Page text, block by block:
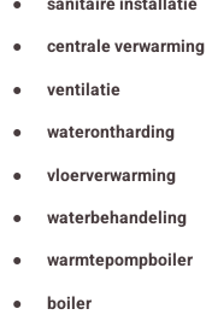
● centrale verwarming
● ventilatie
● waterontharding
● vloerverwarming
● waterbehandeling
● warmtepompboiler
● boiler